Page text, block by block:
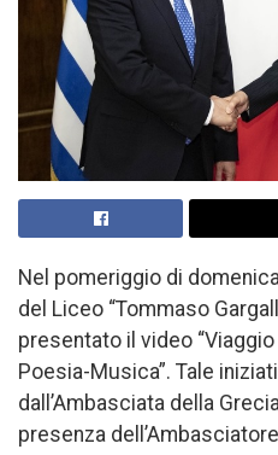
Nel pomeriggio di
del Liceo “Tommaso
presentato il video
Poesia-Musica”. Tale
dall’Ambasciata della
presenza